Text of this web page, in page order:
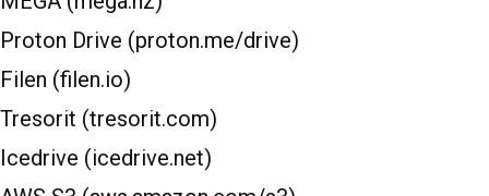
Proton Drive (proton.me/drive)
Filen (filen.io)
Tresorit (tresorit.com)
Icedrive (icedrive.net)